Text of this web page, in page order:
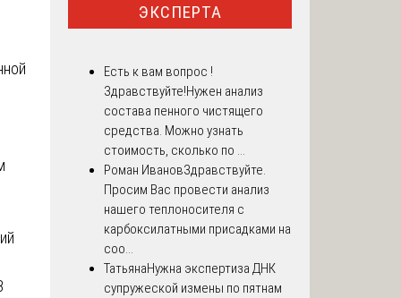
ЭКСПЕРТА
Есть к вам вопрос !
Здравствуйте!Нужен анализ
состава пенного чистящего
средства. Можно узнать
стоимость, сколько по ...
Роман ИвановЗдравствуйте.
Просим Вас провести анализ
нашего теплоносителя с
карбоксилатными присадками на
соо...
ТатьянаНужна экспертиза ДНК
супружеской измены по пятнам